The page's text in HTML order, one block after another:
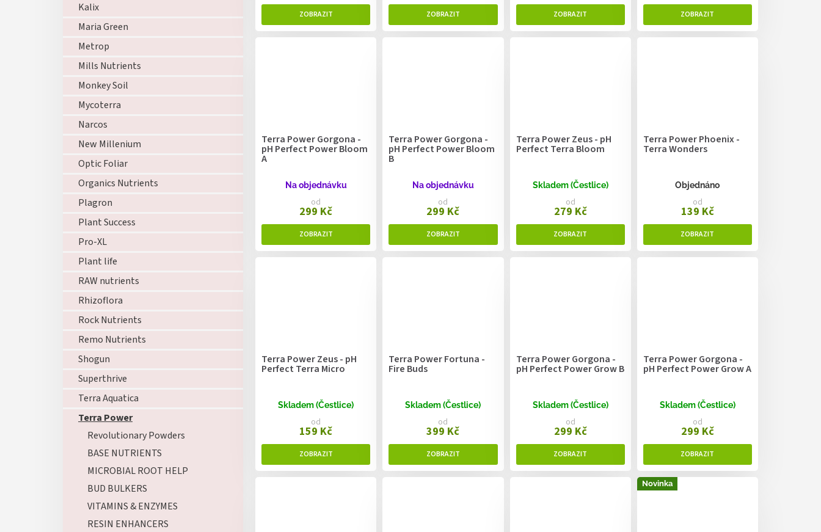
Kalix
Maria Green
Metrop
Mills Nutrients
Monkey Soil
Mycoterra
Narcos
New Millenium
Optic Foliar
Organics Nutrients
Plagron
Plant Success
Pro-XL
Plant life
RAW nutrients
Rhizoflora
Rock Nutrients
Remo Nutrients
Shogun
Superthrive
Terra Aquatica
Terra Power
Revolutionary Powders
BASE NUTRIENTS
MICROBIAL ROOT HELP
BUD BULKERS
VITAMINS & ENZYMES
RESIN ENHANCERS
Terra Power Gorgona -
pH Perfect Power Bloom
A
Na objednávku
od
299 Kč
Terra Power Gorgona -
pH Perfect Power Bloom
B
Na objednávku
od
299 Kč
Terra Power Zeus - pH
Perfect Terra Bloom
Skladem (Čestlice)
od
279 Kč
Terra Power Phoenix -
Terra Wonders
Objednáno
od
139 Kč
Terra Power Zeus - pH
Perfect Terra Micro
Skladem (Čestlice)
od
159 Kč
Terra Power Fortuna -
Fire Buds
Skladem (Čestlice)
od
399 Kč
Terra Power Gorgona -
pH Perfect Power Grow B
Skladem (Čestlice)
od
299 Kč
Terra Power Gorgona -
pH Perfect Power Grow A
Skladem (Čestlice)
od
299 Kč
Novinka